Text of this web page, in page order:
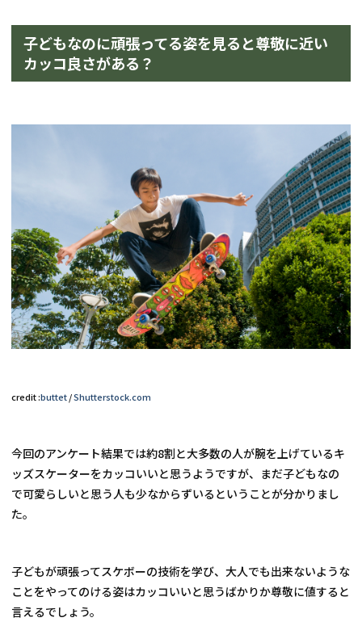
子どもなのに頑張ってる姿を見ると尊敬に近い
カッコ良さがある？
credit :buttet / Shutterstock.com
今回のアンケート結果では約8割と大多数の人が腕を上げているキ
ッズスケーターをカッコいいと思うようですが、まだ子どもなの
で可愛らしいと思う人も少なからずいるということが分かりまし
た。
子どもが頑張ってスケボーの技術を学び、大人でも出来ないような
ことをやってのける姿はカッコいいと思うばかりか尊敬に値すると
言えるでしょう。